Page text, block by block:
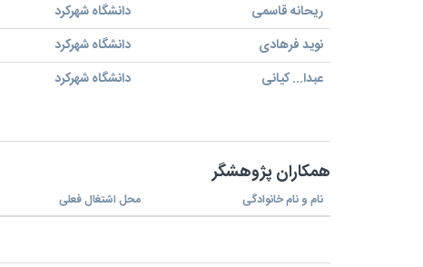
ریحانه قاسمی
دانشگاه شهركرد
نوید فرهادی
دانشگاه شهركرد
عبدا... کیانی
دانشگاه شهركرد
همکاران پژوهشگر
نام و نام خانوادگی محل اشتغال فعلی